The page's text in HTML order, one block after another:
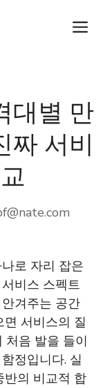
대별 만
짜 서비
로 자리 잡은
비스 스펙트
겨주는 공간
면 서비스의 질
처음 발을 들이
정입니다. 실
의 비교적 합